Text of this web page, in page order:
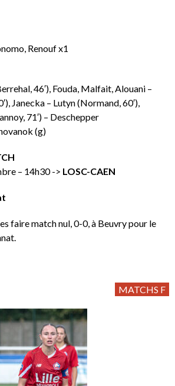
Renouf x1
46′), Fouda, Malfait, Alouani –
Janecka – Lutyn (Normand, 60′),
71′) – Deschepper
(g)
– 14h30 -> LOSC-CAEN
faire match nul, 0-0, à Beuvry pour le
MATCHS F